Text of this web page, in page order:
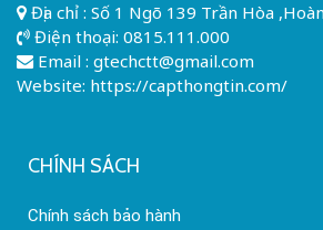
Địa chỉ : Số 1 Ngõ 139 Trần Hòa
Điện thoại: 0815.111.000
Email : gtechctt@gmail.com
Website: https://capthongtin.com/
CHÍNH SÁCH
Chính sách bảo hành